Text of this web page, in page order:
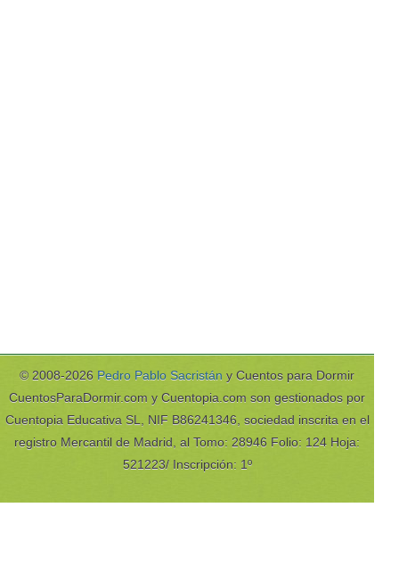
© 2008-2026 Pedro Pablo Sacristán y Cuentos para Dormir
CuentosParaDormir.com y Cuentopia.com son gestionados por
Cuentopia Educativa SL, NIF B86241346, sociedad inscrita en el
registro Mercantil de Madrid, al Tomo: 28946 Folio: 124 Hoja:
521223/ Inscripción: 1º